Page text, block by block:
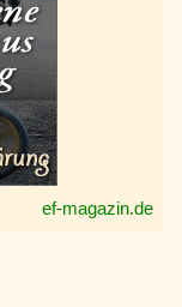
ef-magazin.de